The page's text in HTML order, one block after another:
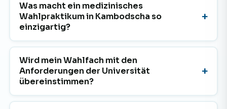
Was macht ein medizinisches
Wahlpraktikum in Kambodscha so
einzigartig?
Wird mein Wahlfach mit den
Anforderungen der Universität
übereinstimmen?